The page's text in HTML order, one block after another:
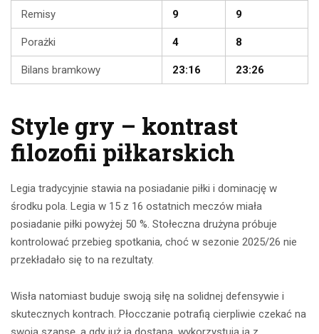
Remisy 9 9
Porażki 4 8
Bilans bramkowy 23:16 23:26
Style gry – kontrast
filozofii piłkarskich
Legia tradycyjnie stawia na posiadanie piłki i dominację w
środku pola. Legia w 15 z 16 ostatnich meczów miała
posiadanie piłki powyżej 50 %. Stołeczna drużyna próbuje
kontrolować przebieg spotkania, choć w sezonie 2025/26 nie
przekładało się to na rezultaty.
Wisła natomiast buduje swoją siłę na solidnej defensywie i
skutecznych kontrach. Płocczanie potrafią cierpliwie czekać na